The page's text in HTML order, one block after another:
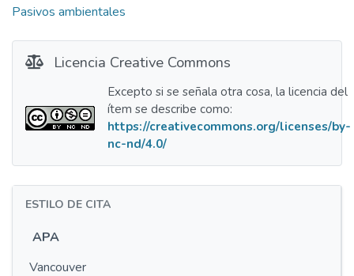
Pasivos ambientales
Licencia Creative Commons
Excepto si se señala otra cosa, la licencia del
ítem se describe como:
https://creativecommons.org/licenses/by-
nc-nd/4.0/
ESTILO DE CITA
APA
Vancouver